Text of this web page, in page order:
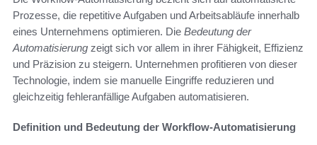
Prozesse, die repetitive Aufgaben und Arbeitsabläufe innerhalb
eines Unternehmens optimieren. Die Bedeutung der
Automatisierung zeigt sich vor allem in ihrer Fähigkeit, Effizienz
und Präzision zu steigern. Unternehmen profitieren von dieser
Technologie, indem sie manuelle Eingriffe reduzieren und
gleichzeitig fehleranfällige Aufgaben automatisieren.
Definition und Bedeutung der Workflow-Automatisierung